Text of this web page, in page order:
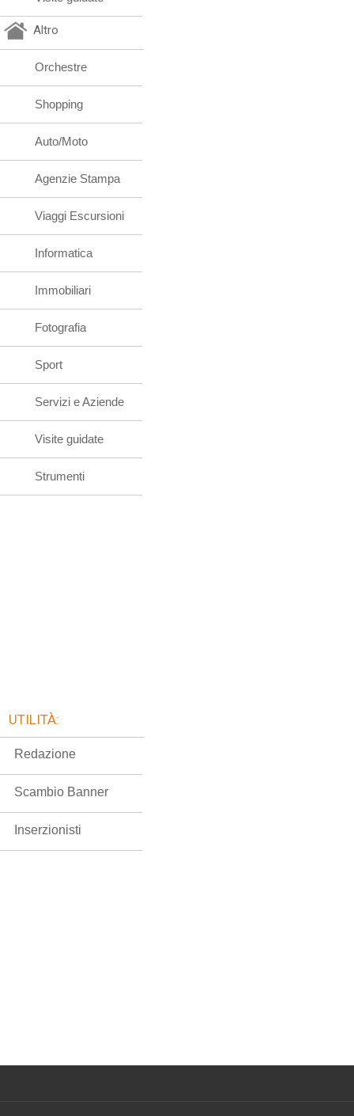
Altro
Orchestre
Shopping
Auto/Moto
Agenzie Stampa
Viaggi Escursioni
Informatica
Immobiliari
Fotografia
Sport
Servizi e Aziende
Visite guidate
Strumenti
UTILITÀ:
Redazione
Scambio Banner
Inserzionisti